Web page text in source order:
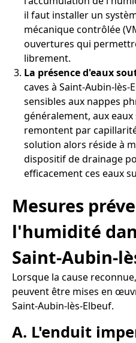
il faut installer un
mécanique contrôlée
ouvertures qui
librement.
La présence d'eaux
caves à Saint-Aubin-
sensibles aux nappes
généralement, aux
remontent par
solution alors réside à
dispositif de drainage
efficacement ces eaux
Mesures
l'humidité
Saint-Aubin-
Lorsque la cause
peuvent être mises en
Saint-Aubin-lès-Elbeuf.
A. L'enduit